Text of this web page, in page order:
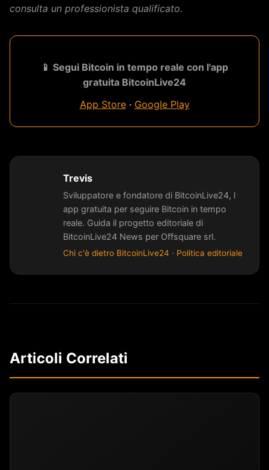
consulta un professionista qualificato.
📱 Segui Bitcoin in tempo reale con l'app
gratuita BitcoinLive24
App Store· Google Play
Trevis
Sviluppatore e fondatore di BitcoinLive24, l
app gratuita per seguire Bitcoin in tempo
reale. Guida il progetto editoriale di
BitcoinLive24 News per Offsquare srl.
Chi c'è dietro BitcoinLive24 · Politica editoriale
Articoli Correlati